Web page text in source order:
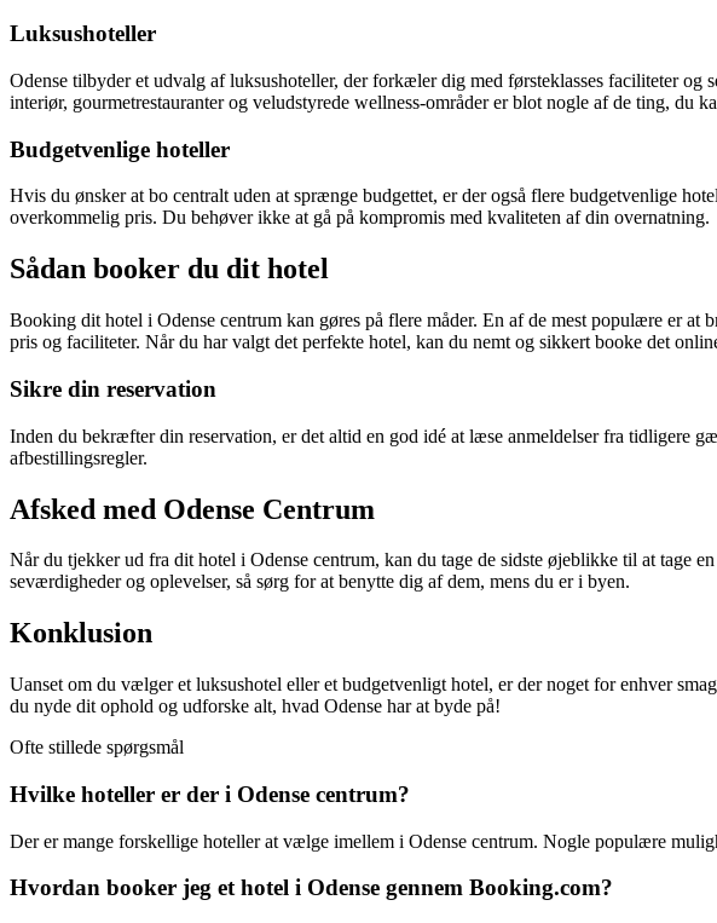
Luksushoteller
Odense tilbyder et udvalg af luksushoteller, der forkæler dig med førsteklasses faciliteter
interiør, gourmetrestauranter og veludstyrede wellness-områder er blot nogle af de ting, du
Budgetvenlige hoteller
Hvis du ønsker at bo centralt uden at sprænge budgettet, er der også flere budgetvenlige
overkommelig pris. Du behøver ikke at gå på kompromis med kvaliteten af din overnatning.
Sådan booker du dit hotel
Booking dit hotel i Odense centrum kan gøres på flere måder. En af de mest populære er
pris og faciliteter. Når du har valgt det perfekte hotel, kan du nemt og sikkert booke det
Sikre din reservation
Inden du bekræfter din reservation, er det altid en god idé at læse anmeldelser fra tidligere
afbestillingsregler.
Afsked med Odense Centrum
Når du tjekker ud fra dit hotel i Odense centrum, kan du tage de sidste øjeblikke til at tage
seværdigheder og oplevelser, så sørg for at benytte dig af dem, mens du er i byen.
Konklusion
Uanset om du vælger et luksushotel eller et budgetvenligt hotel, er der noget for enhver
du nyde dit ophold og udforske alt, hvad Odense har at byde på!
Ofte stillede spørgsmål
Hvilke hoteller er der i Odense centrum?
Der er mange forskellige hoteller at vælge imellem i Odense centrum. Nogle populære
Hvordan booker jeg et hotel i Odense gennem Booking.com?